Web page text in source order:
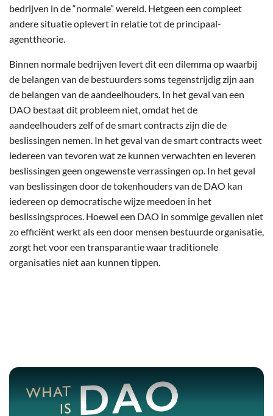
bedrijven in de “normale” wereld. Hetgeen een compleet
andere situatie oplevert in relatie tot de principaal-
agenttheorie.
Binnen normale bedrijven levert dit een dilemma op waarbij
de belangen van de bestuurders soms tegenstrijdig zijn aan
de belangen van de aandeelhouders. In het geval van een
DAO bestaat dit probleem niet, omdat het de
aandeelhouders zelf of de smart contracts zijn die de
beslissingen nemen. In het geval van de smart contracts weet
iedereen van tevoren wat ze kunnen verwachten en leveren
beslissingen geen ongewenste verrassingen op. In het geval
van beslissingen door de tokenhouders van de DAO kan
iedereen op democratische wijze meedoen in het
beslissingsproces. Hoewel een DAO in sommige gevallen niet
zo efficiënt werkt als een door mensen bestuurde organisatie,
zorgt het voor een transparantie waar traditionele
organisaties niet aan kunnen tippen.